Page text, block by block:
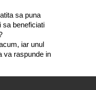
sa puna
sa beneficiati
iar unul
va raspunde in